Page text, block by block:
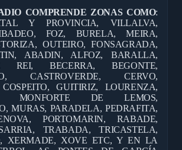
COMPRENDE ZONAS COMO:
Y PROVINCIA, VILLALVA,
FOZ, BURELA, MEIRA,
OUTEIRO, FONSAGRADA,
ABADIN, ALFOZ, BARALLA,
REI, BECERRA, BEGONTE,
CASTROVERDE, CERVO,
GUITIRIZ, LOURENZA,
MONFORTE DE LEMOS,
MURAS, PARADELA, PEDRAFITA,
PORTOMARIN, RABADE,
TRABADA, TRICASTELA,
XERMADE, XOVE ETC, Y EN LA